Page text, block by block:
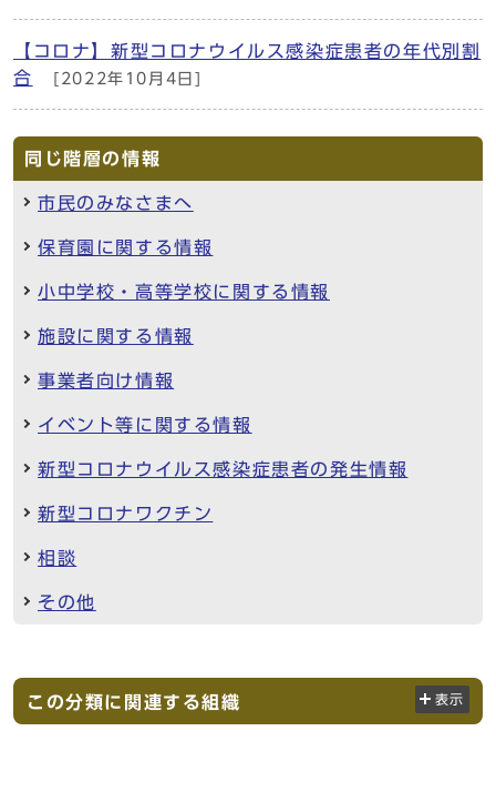
【コロナ】新型コロナウイルス感染症患者の年代別割
合
[2022年10月4日]
同じ階層の情報
市民のみなさまへ
保育園に関する情報
小中学校・高等学校に関する情報
施設に関する情報
事業者向け情報
イベント等に関する情報
新型コロナウイルス感染症患者の発生情報
新型コロナワクチン
相談
その他
この分類に関連する組織 表示